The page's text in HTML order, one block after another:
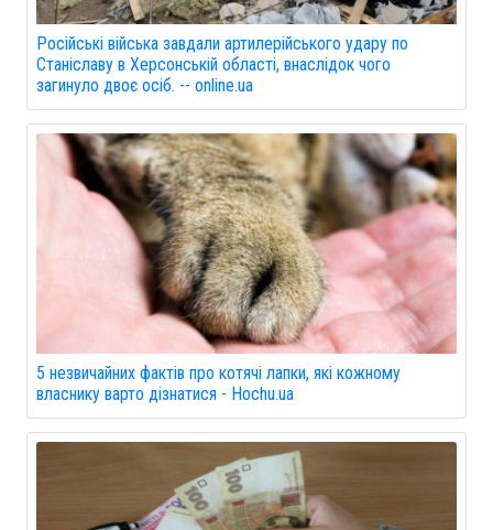
Російські війська завдали артилерійського удару по
Станіславу в Херсонській області, внаслідок чого
загинуло двоє осіб. -- online.ua
5 незвичайних фактів про котячі лапки, які кожному
власнику варто дізнатися - Hochu.ua